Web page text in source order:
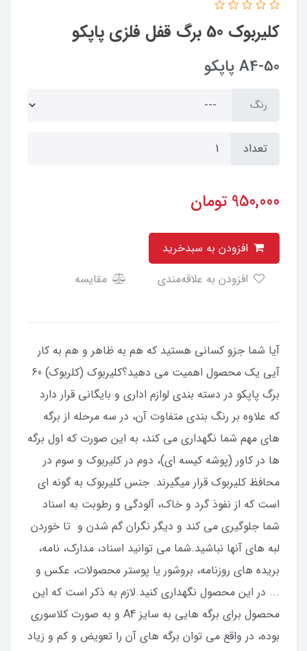
کلیربوک 50 برگ قفل فلزی پاپکو
A4-50 پاپکو
رنگ
تعداد
950,000 تومان
مقایسه
آیا شما جزو کسانی هستید که هم به ظاهر و هم به کار
آیی یک محصول اهمیت می دهید؟کلیربوک (کلربوک) 60
برگ پاپکو در دسته بندی لوازم اداری و بایگانی قرار دارد
که علاوه بر رنگ بندی متفاوت آن، در سه مرحله از برگه
های مهم شما نگهداری می کند، به این صورت که اول برگه
ها در کاور (پوشه کیسه ای)، دوم در کلیربوک و سوم در
محافظ کلیربوک قرار میگیرند. جنس کلیربوک به گونه ای
است که از نفوذ گرد و خاک، آلودگی و رطوبت به اسناد
شما جلوگیری می کند و دیگر نگران گم شدن و تا خوردن
لبه های آنها نباشید.شما می توانید اسناد، مدارک، نامه،
بریده های روزنامه، بروشور یا پوستر محصولات، عکس و
... در این محصول نگهداری کنید.لازم به ذکر است که این
محصول برای برگه هایی به سایز A4 و به صورت کلاسوری
بوده، در واقع می توان برگه های آن را تعویض و کم و زیاد